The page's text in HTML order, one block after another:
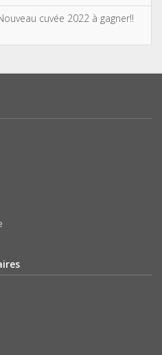
cuvée 2022 à gagner!!